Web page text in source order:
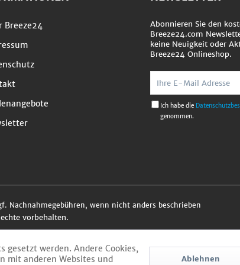
Breeze24
Abonnieren Sie den
Breeze24.com
keine Neuigkeit oder
Breeze24 Onlineshop.
Ich habe die
genommen.
Nachnahmegebühren, wenn nicht anders beschrieben
vorbehalten.
gesetzt werden. Andere Cookies,
mit anderen Websites und
Ablehnen